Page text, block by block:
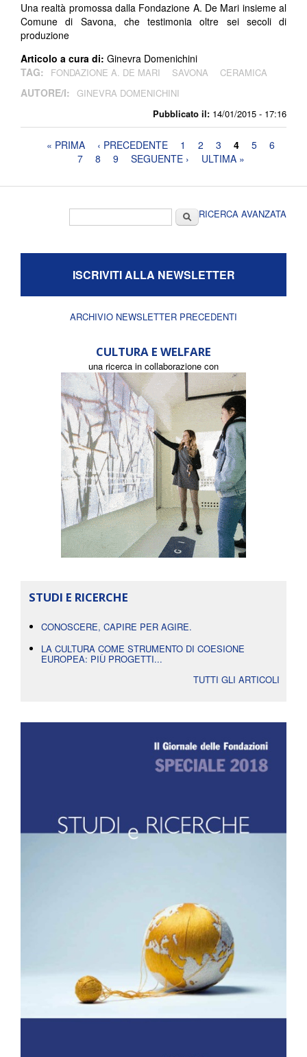
Pubblicato il: 14/01/2015 - 17:16
Una realtà promossa dalla Fondazione A. De Mari insieme al
Comune di Savona, che testimonia oltre sei secoli di
produzione
Articolo a cura di: Ginevra Domenichini
TAG:
FONDAZIONE A. DE MARI SAVONA CERAMICA
AUTORE/I: GINEVRA DOMENICHINI
Pagine« PRIMA ‹ PRECEDENTE 1 2 3 4 5
6
7
8 9 SEGUENTE › ULTIMA »
CercaRICERCA AVANZATA
ISCRIVITI ALLA NEWSLETTER
ARCHIVIO NEWSLETTER PRECEDENTI
CULTURA E WELFARE
una ricerca in collaborazione con
STUDI E RICERCHE
CONOSCERE, CAPIRE PER AGIRE.
LA CULTURA COME STRUMENTO DI COESIONE
EUROPEA: PIÙ PROGETTI...
TUTTI GLI ARTICOLI